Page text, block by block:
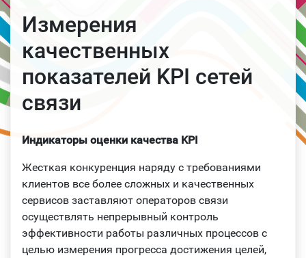
Измерения
качественных
показателей KPI сетей
связи
Индикаторы оценки качества KPI
Жесткая конкуренция наряду с требованиями
клиентов все более сложных и качественных
сервисов заставляют операторов связи
осуществлять непрерывный контроль
эффективности работы различных процессов с
целью измерения прогресса достижения целей,